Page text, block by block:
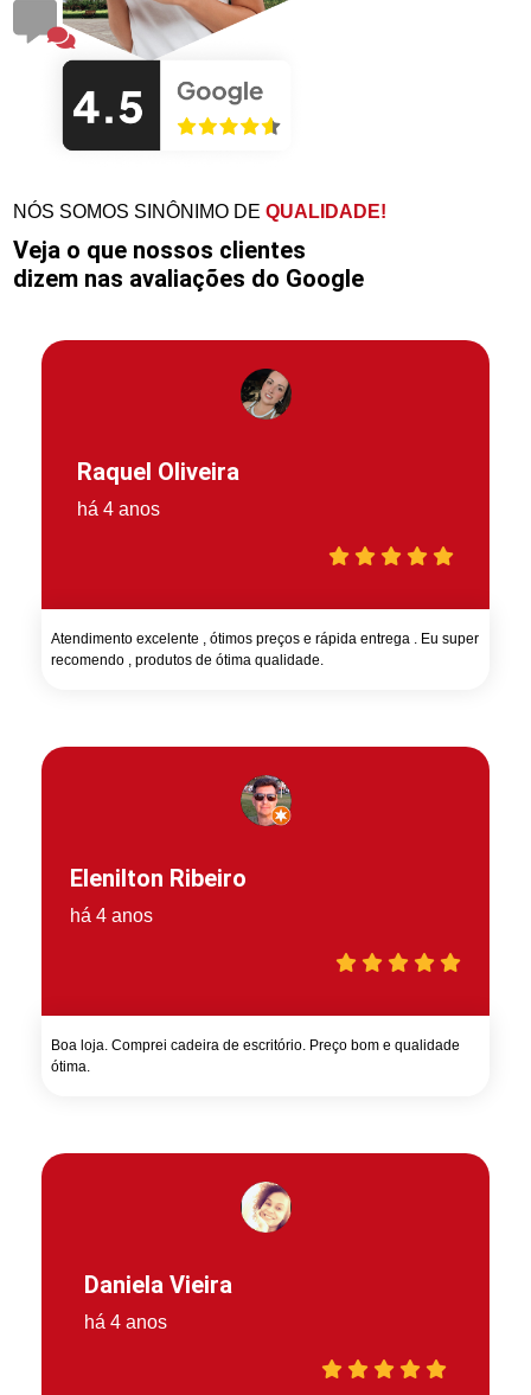
NÓS SOMOS SINÔNIMO DEQUALIDADE!
Veja o que nossos clientes
dizem nas avaliações do Google
Raquel Oliveira
há 4 anos
Atendimento excelente , ótimos preços e rápida entrega . Eu super
recomendo , produtos de ótima qualidade.
Elenilton Ribeiro
há 4 anos
Boa loja. Comprei cadeira de escritório. Preço bom e qualidade
ótima.
Daniela Vieira
há 4 anos